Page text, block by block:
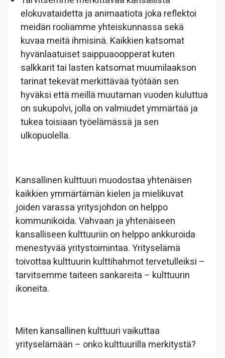
elokuvataidetta ja animaatiota joka reflektoi
meidän rooliamme yhteiskunnassa sekä
kuvaa meitä ihmisinä. Kaikkien katsomat
hyvänlaatuiset saippuaoopperat kuten
salkkarit tai lasten katsomat muumilaakson
tarinat tekevät merkittävää työtään sen
hyväksi että meillä muutaman vuoden kuluttua
on sukupolvi, jolla on valmiudet ymmärtää ja
tukea toisiaan työelämässä ja sen
ulkopuolella.
Kansallinen kulttuuri muodostaa yhtenäisen
kaikkien ymmärtämän kielen ja mielikuvat
joiden varassa yritysjohdon on helppo
kommunikoida. Vahvaan ja yhtenäiseen
kansalliseen kulttuuriin on helppo ankkuroida
menestyvää yritystoimintaa. Yrityselämä
toivottaa kulttuurin kulttihahmot tervetulleiksi –
tarvitsemme taiteen sankareita – kulttuurin
ikoneita.
Miten kansallinen kulttuuri vaikuttaa
yrityselämään – onko kulttuurilla merkitystä?